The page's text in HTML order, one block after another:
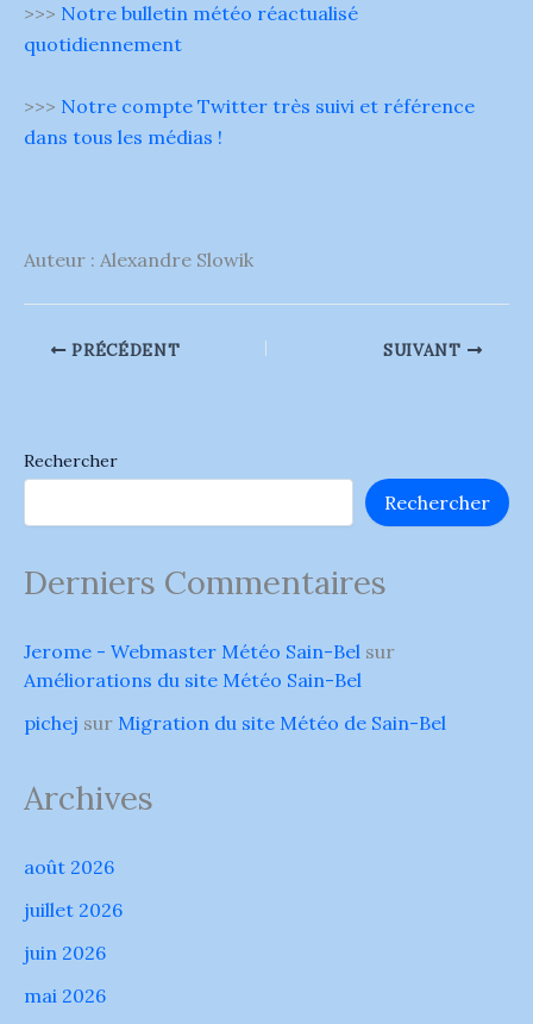
>>> Notre bulletin météo réactualisé
quotidiennement
>>> Notre compte Twitter très suivi et référence
dans tous les médias !
Auteur : Alexandre Slowik
PRÉCÉDENT SUIVANT
Rechercher
Rechercher
Derniers Commentaires
Jerome - Webmaster Météo Sain-Bel sur
Améliorations du site Météo Sain-Bel
pichej sur Migration du site Météo de Sain-Bel
Archives
août 2026
juillet 2026
juin 2026
mai 2026